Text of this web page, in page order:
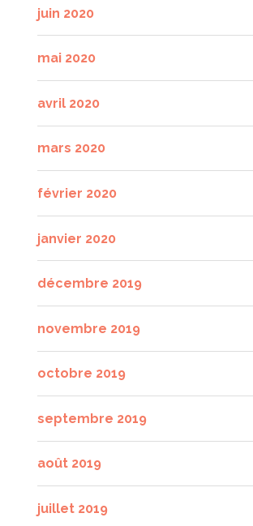
juin 2020
mai 2020
avril 2020
mars 2020
février 2020
janvier 2020
décembre 2019
novembre 2019
octobre 2019
septembre 2019
août 2019
juillet 2019